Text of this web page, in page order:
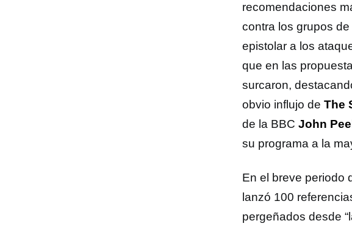
recomendaciones
contra los grupos
epistolar a los
que en las
surcaron,
obvio influjo de The
de la BBC John Peel
su programa a la
En el breve periodo
lanzó 100
pergeñados desde